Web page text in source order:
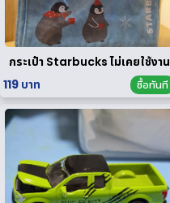
กระเป๋า Starbucks ไม่เคยใช้งาน
119 บาท
ซื้อทันที